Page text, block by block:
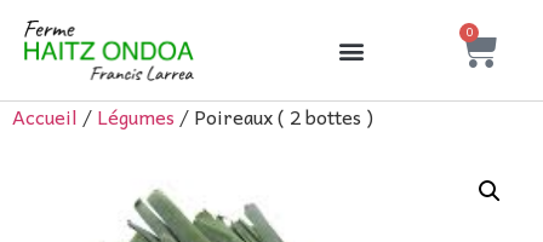
0
Accueil/Légumes/ Poireaux ( 2 bottes )